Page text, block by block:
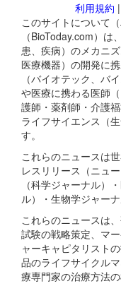
利用規約 |
このサイトについて
（BioToday.com）
患、疾病）のメカニ
医療機器）の開発に
（バイオテック、バ
や医療に携わる医師
護師・薬剤師・介護
ライフサイエンス（
す。
これらのニュースは
レスリリース（ニュ
（科学ジャーナル）
ル）・生物学ジャー
これらのニュースは
試験の戦略策定、マ
ャーキャピタリスト
品のライフサイクル
療専門家の治療方法